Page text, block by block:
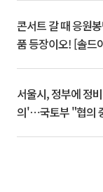
콘서트 갈 때 응원
품 등장이오! [솔드
서울시, 정부에 정
의'⋯국토부 "협의